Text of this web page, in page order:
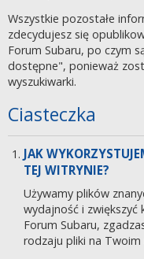
Wszystkie pozostałe
zdecydujesz się
Forum Subaru, po czym
dostępne", ponieważ
wyszukiwarki.
Ciasteczka
JAK
TEJ WITRYNIE?
Używamy plików
wydajność i
Forum Subaru,
rodzaju pliki na Twoim